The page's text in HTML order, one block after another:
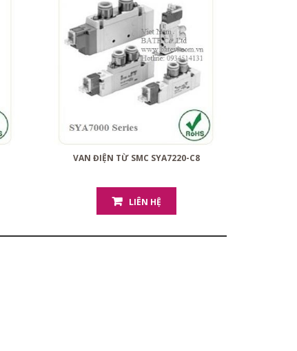
VAN ĐIỆN TỪ SMC SYA7220-C8
LIÊN HỆ